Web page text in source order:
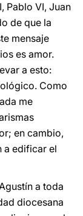
Pablo VI, Juan
de que la
mensaje
es amor.
a esto:
Como
me
en cambio,
a edificar el
a toda
diocesana